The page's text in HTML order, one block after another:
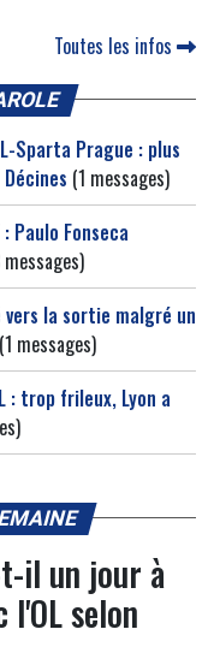
Toutes les infos
Sparta Prague : plus
(1 messages)
Paulo Fonseca
vers la sortie malgré un
(1 messages)
: trop frileux, Lyon a
il un jour à
l'OL selon